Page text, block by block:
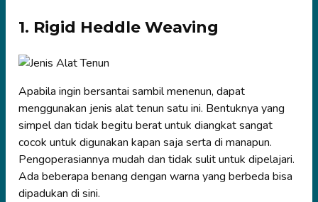
1. Rigid Heddle Weaving
Apabila ingin bersantai sambil menenun, dapat
menggunakan jenis alat tenun satu ini. Bentuknya yang
simpel dan tidak begitu berat untuk diangkat sangat
cocok untuk digunakan kapan saja serta di manapun.
Pengoperasiannya mudah dan tidak sulit untuk dipelajari.
Ada beberapa benang dengan warna yang berbeda bisa
dipadukan di sini.